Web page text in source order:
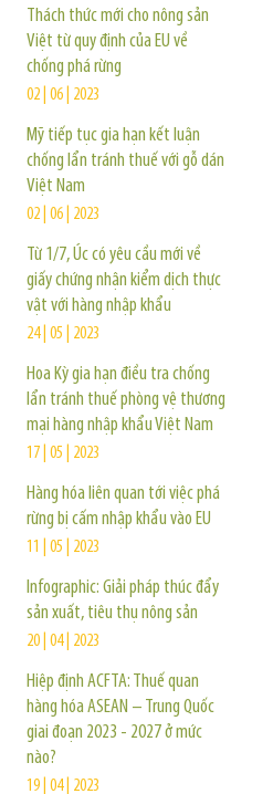
Thách thức mới cho nông sản
Việt từ quy định của EU về
chống phá rừng
02 | 06 | 2023
Mỹ tiếp tục gia hạn kết luận
chống lẩn tránh thuế với gỗ dán
Việt Nam
02 | 06 | 2023
Từ 1/7, Úc có yêu cầu mới về
giấy chứng nhận kiểm dịch thực
vật với hàng nhập khẩu
24 | 05 | 2023
Hoa Kỳ gia hạn điều tra chống
lẩn tránh thuế phòng vệ thương
mại hàng nhập khẩu Việt Nam
17 | 05 | 2023
Hàng hóa liên quan tới việc phá
rừng bị cấm nhập khẩu vào EU
11 | 05 | 2023
Infographic: Giải pháp thúc đẩy
sản xuất, tiêu thụ nông sản
20 | 04 | 2023
Hiệp định ACFTA: Thuế quan
hàng hóa ASEAN – Trung Quốc
giai đoạn 2023 - 2027 ở mức
nào?
19 | 04 | 2023